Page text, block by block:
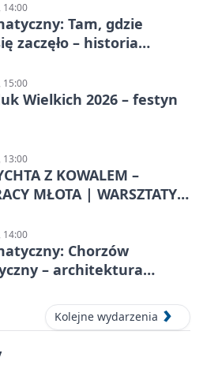
14:00
Tam, gdzie
zaczęło – historia
15:00
Wielkich 2026 – festyn
13:00
Z KOWALEM –
MŁOTA | WARSZTATY
14:00
Chorzów
– architektura
Kolejne wydarzenia